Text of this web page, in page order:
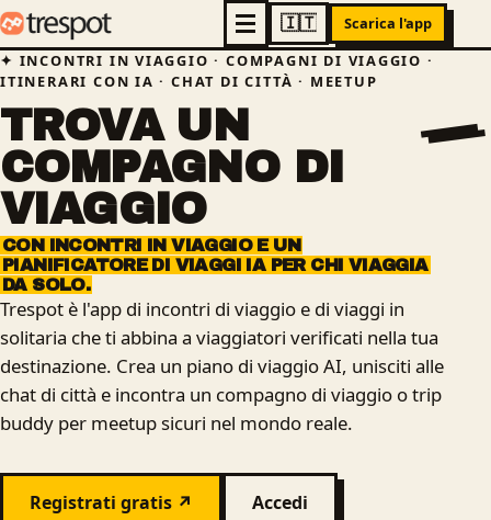
Scarica l'app
INCONTRI IN VIAGGIO · COMPAGNI DI VIAGGIO ·
ITINERARI CON IA · CHAT DI CITTÀ · MEETUP
TROVA UN
COMPAGNO
DI
VIAGGIO
CON INCONTRI IN VIAGGIO E UN
PIANIFICATORE DI VIAGGI IA PER CHI
VIAGGIA
DA SOLO.
Trespot è l'app di incontri di viaggio e di viaggi in
solitaria che ti abbina a viaggiatori verificati nella tua
destinazione. Crea un piano di viaggio AI, unisciti alle
chat di città e incontra un compagno di viaggio o trip
buddy per meetup sicuri nel mondo reale.
Registrati gratis ↗ Accedi